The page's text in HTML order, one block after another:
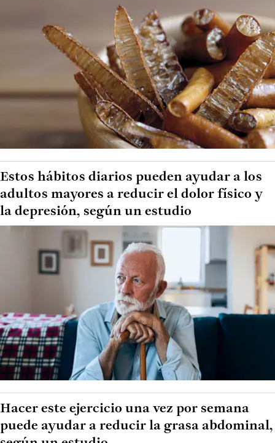
Estos hábitos diarios pueden ayudar a los
adultos mayores a reducir el dolor físico y
la depresión, según un estudio
Hacer este ejercicio una vez por semana
puede ayudar a reducir la grasa abdominal,